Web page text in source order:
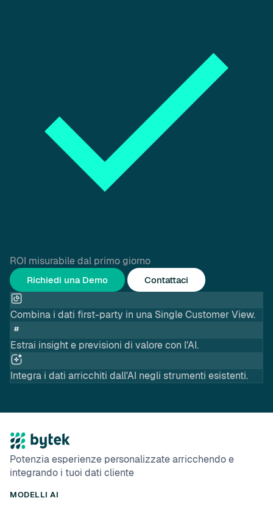
ROI misurabile dal primo giorno
Richiedi una Demo Contattaci
Combina i dati first-party in una Single Customer View.
Estrai insight e previsioni di valore con l'AI.
Integra i dati arricchiti dall'AI negli strumenti esistenti.
Potenzia esperienze personalizzate arricchendo e
integrando i tuoi dati cliente
MODELLI AI